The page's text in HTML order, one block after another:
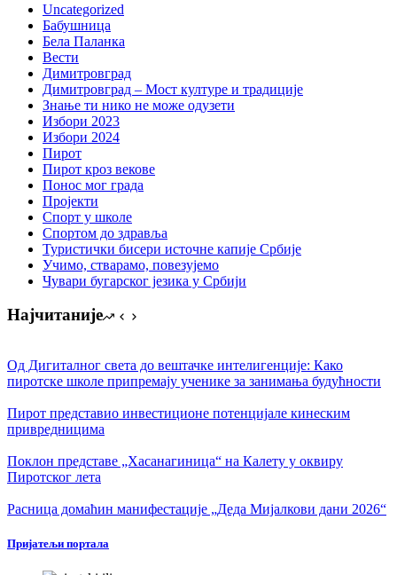
Uncategorized
Бабушница
Бела Паланка
Вести
Димитровград
Димитровград – Мост културе и традиције
Знање ти нико не може одузети
Избори 2023
Избори 2024
Пирот
Пирот кроз векове
Понос мог града
Пројекти
Спорт у школе
Спортом до здравља
Туристички бисери источне капије Србије
Учимо, стварамо, повезујемо
Чувари бугарског језика у Србији
Најчитаније
Од Дигиталног света до вештачке интелигенције: Како
пиротске школе припремају ученике за занимања будућности
Пирот представио инвестиционе потенцијале кинеским
привредницима
Поклон представе „Хасанагиница“ на Калету у оквиру
Пиротског лета
Расница домаћин манифестације „Деда Мијалкови дани 2026“
Пријатељи портала